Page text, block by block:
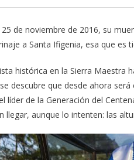
de noviembre de 2016, su
a Santa Ifigenia, esa que es
histórica en la Sierra Maestra
descubre que desde ahora
líder de la Generación del
llegar, aunque lo intenten: las